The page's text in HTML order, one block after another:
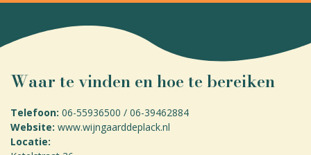
Waar te vinden en hoe te bereiken
Telefoon: 06-55936500 / 06-39462884
Website: www.wijngaarddeplack.nl
Locatie: